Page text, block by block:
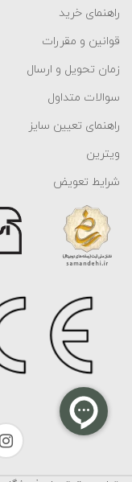
راهنمای خرید
قوانین و مقررات
زمان تحویل و ارسال
سوالات متداول
راهنمای تعیین سایز
ویترین
شرایط تعویض